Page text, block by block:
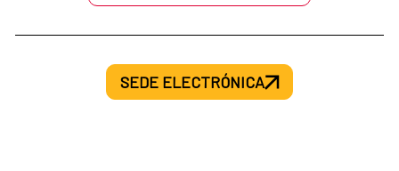
SEDE ELECTRÓNICA